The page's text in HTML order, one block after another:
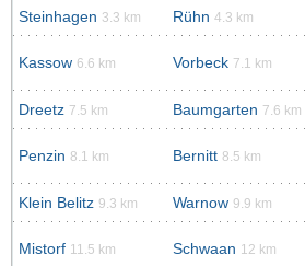
Steinhagen 3.3 km Rühn 4.3 km
Kassow 6.6 km Vorbeck 7.1 km
Dreetz 7.5 km Baumgarten 7.6 km
Penzin 8.1 km Bernitt 8.5 km
Klein Belitz 9.3 km Warnow 9.9 km
Mistorf 11.5 km Schwaan 12 km